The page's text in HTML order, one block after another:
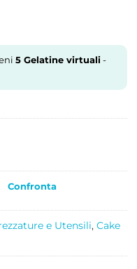
5Gelatine virtuali-
Confronta
e Utensili, Cake